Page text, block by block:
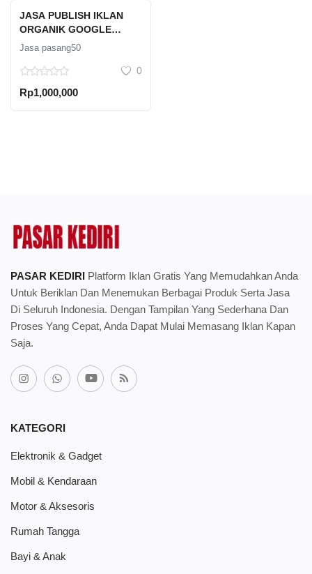
JASA PUBLISH IKLAN
ORGANIK GOOGLE
PROFESIONAL
Jasa pasang50
0
Rp1,000,000
PASAR KEDIRI Platform Iklan Gratis Yang Memudahkan Anda
Untuk Beriklan Dan Menemukan Berbagai Produk Serta Jasa
Di Seluruh Indonesia. Dengan Tampilan Yang Sederhana Dan
Proses Yang Cepat, Anda Dapat Mulai Memasang Iklan Kapan
Saja.
KATEGORI
Elektronik & Gadget
Mobil & Kendaraan
Motor & Aksesoris
Rumah Tangga
Bayi & Anak